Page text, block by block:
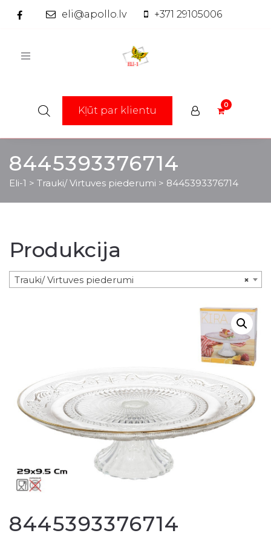
eli@apollo.lv +371 29105006
Toggle
Kļūt par klientu
8445393376714
Eli-1 > Trauki/ Virtuves piederumi > 8445393376714
Produkcija
×
Trauki/ Virtuves piederumi
8445393376714